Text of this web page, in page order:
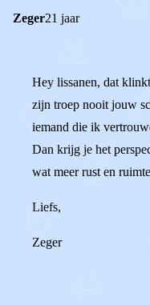
Zeger21 jaar
Hey lissanen, dat
zijn troep nooit jouw
iemand die ik
Dan krijg je het
wat meer rust en
Liefs,
Zeger